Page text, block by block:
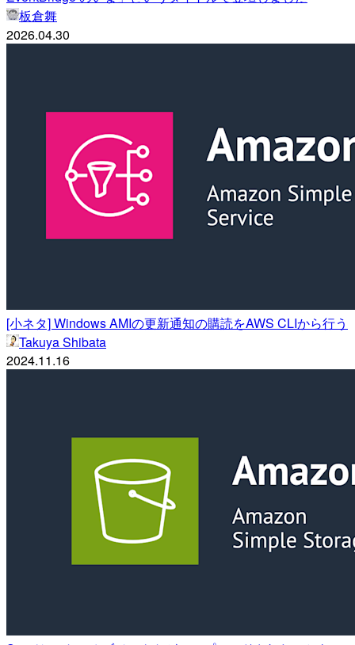
板倉舞
2026.04.30
[小ネタ] Windows AMIの更新通知の購読をAWS CLIから行う
Takuya Shibata
2024.11.16